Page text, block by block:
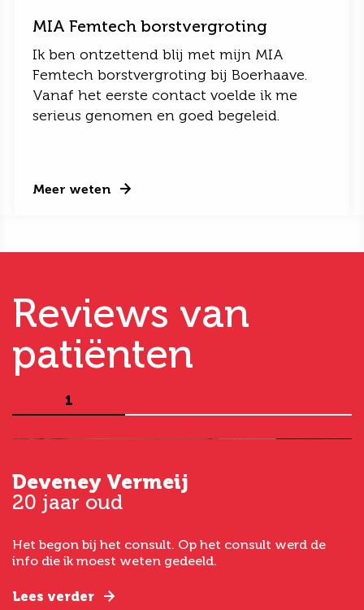
MIA Femtech borstvergroting
Ik ben ontzettend blij met mijn MIA
Femtech borstvergroting bij Boerhaave.
Vanaf het eerste contact voelde ik me
serieus genomen en goed begeleid.
Meer weten
Reviews van
patiënten
1
Deveney Vermeij
20 jaar oud
Het begon bij het consult. Op het consult werd de
info die ik moest weten gedeeld.
Lees verder